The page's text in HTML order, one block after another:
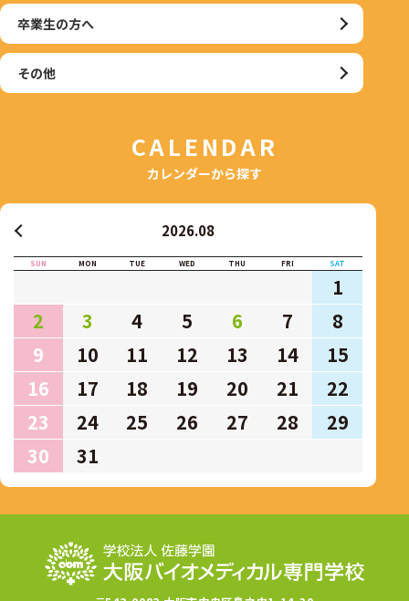
卒業生の方へ
その他
CALENDAR
カレンダーから探す
2026.08
SUN MON TUE WED THU FRI SAT
1
2
3 4 5 6 7
8
9
10 11 12 13 14
15
16
17 18 19 20 21
22
23
24 25 26 27 28
29
30
31